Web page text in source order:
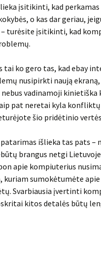
įsitikinti, kad
o kas dar geriau,
turėsite įsitikinti, kad
tai ko gero tas, kad ebay
nusipirkti naują ekraną,
vadinamoji kinietiška
pat neretai kyla
šio pridėtinio
išlieka tas pats
brangus netgi
apie kompiuterius
kuriam sumokėtumėte
Svarbiausia įvertinti
kitos detalės būtų